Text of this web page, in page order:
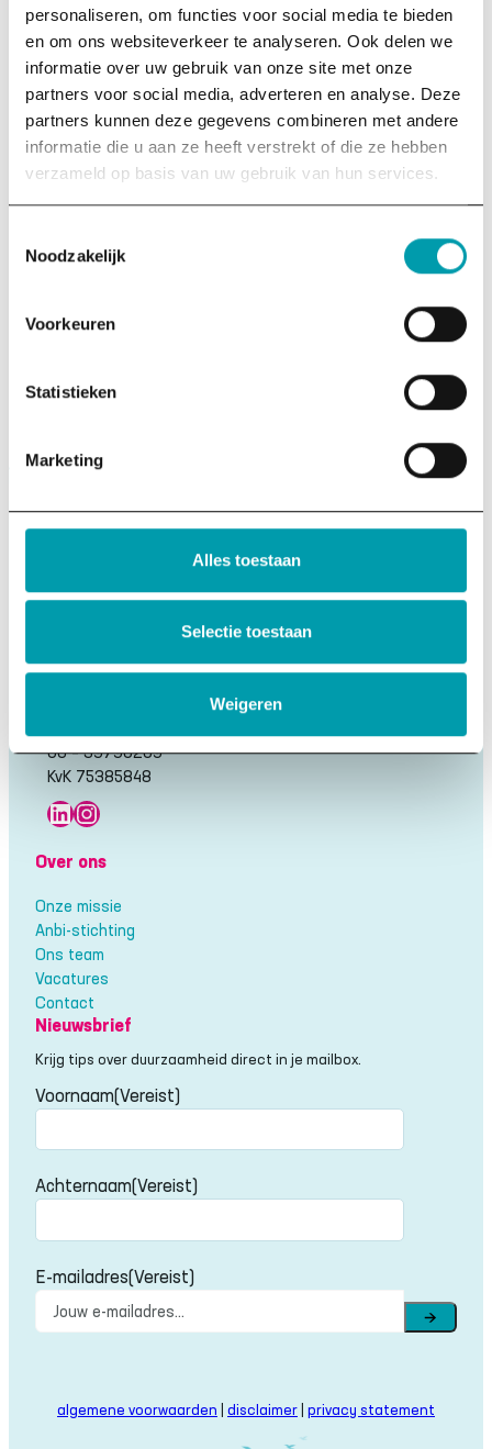
personaliseren, om functies voor social media te bieden
en om ons websiteverkeer te analyseren. Ook delen we
informatie over uw gebruik van onze site met onze
partners voor social media, adverteren en analyse. Deze
partners kunnen deze gegevens combineren met andere
informatie die u aan ze heeft verstrekt of die ze hebben
verzameld op basis van uw gebruik van hun services.
Noodzakelijk
Voorkeuren
Statistieken
Marketing
Alles toestaan
Selectie toestaan
Weigeren
om economie weer ten dienste te laten staan van mens
en natuur.
De lezing biedt overzicht, taal en richting voor
organisaties die verder willen kijken dan
symptoombestrijding. Met heldere analyses en concrete
handvatten geeft Babette bestuurders, beleidsmakers
en professionals grip op complexe vraagstukken rond
economie, duurzaamheid en democratie.
Tijdelijke actie
Voor een beperkte periode is een standaard Trias-lezing
te boeken onder speciale voorwaarden, inclusief afname
van 100 boeken. Het aantal beschikbare lezingen is
Meer informatie en het aanvraagformulier zijn te vinden
is een Anbi-stichting die mensen en organisaties helpt met
kennis over impact, om effectief bij te dragen aan een
06 – 39790209
KvK 75385848
LinkedIn
Instagram
Over ons
Onze missie
Anbi-stichting
Ons team
Vacatures
Contact
Nieuwsbrief
Krijg tips over duurzaamheid direct in je mailbox.
Voornaam(Vereist)
Achternaam(Vereist)
E-mailadres(Vereist)
→
algemene voorwaarden disclaimer privacy statement